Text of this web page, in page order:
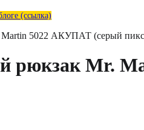
(ссылка)
Martin 5022 АКУПАТ (серый
рюкзак Mr.